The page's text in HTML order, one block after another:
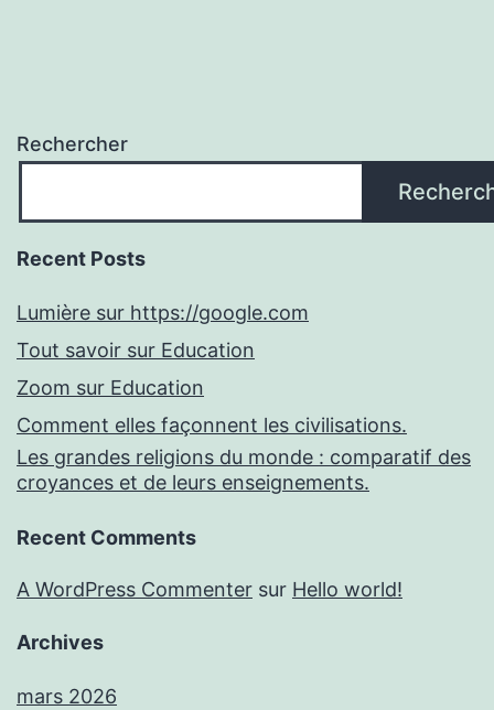
Rechercher
Recent Posts
Lumière sur https://google.com
Tout savoir sur Education
Zoom sur Education
Comment elles façonnent les civilisations.
Les grandes religions du monde : comparatif des
croyances et de leurs enseignements.
Recent Comments
A WordPress Commenter sur Hello world!
Archives
mars 2026